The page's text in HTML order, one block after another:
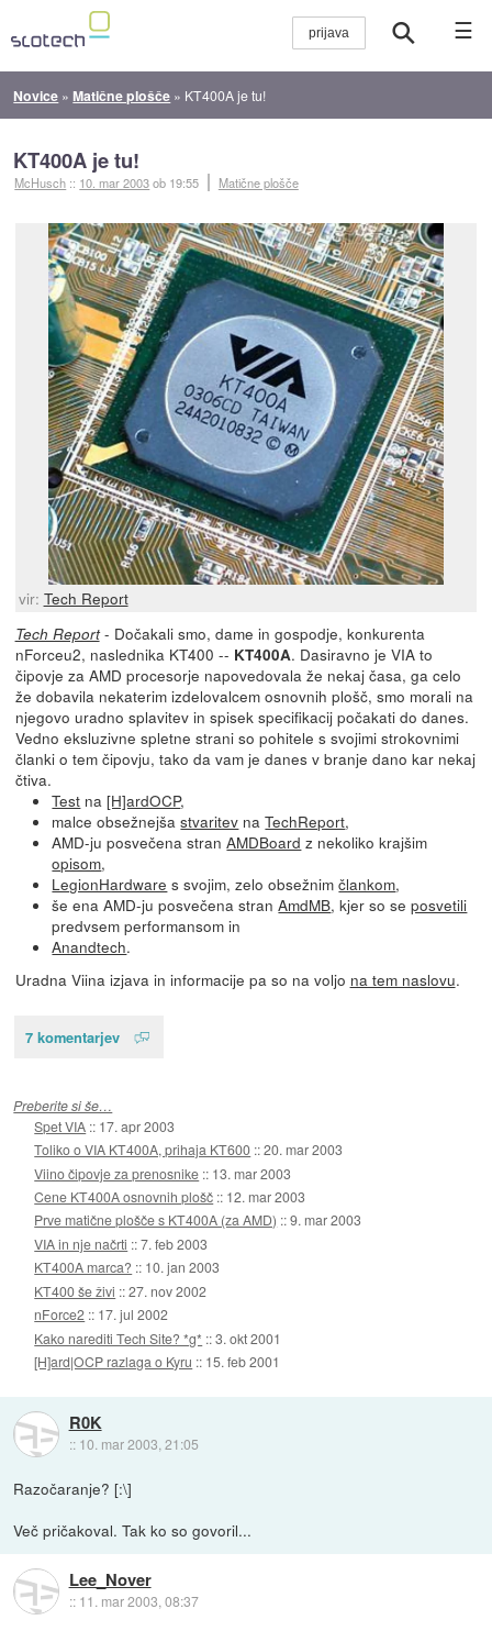
☰
Novice »Matične plošče » KT400A je tu!
KT400A je tu!
McHusch :: 10. mar 2003ob 19:55 Matične plošče
vir: Tech Report
Tech Report- Dočakali smo, dame in gospodje, konkurenta
nForceu2, naslednika KT400 -- KT400A. Dasiravno je VIA to
čipovje za AMD procesorje napovedovala že nekaj časa, ga celo
že dobavila nekaterim izdelovalcem osnovnih plošč, smo morali na
njegovo uradno splavitev in spisek specifikacij počakati do danes.
Vedno eksluzivne spletne strani so pohitele s svojimi strokovnimi
članki o tem čipovju, tako da vam je danes v branje dano kar nekaj
čtiva.
Test na[H]ardOCP,
malce obsežnejšastvaritev naTechReport,
AMD-ju posvečena stranAMDBoard z nekoliko krajšim
opisom,
LegionHardware s svojim, zelo obsežnimčlankom,
še ena AMD-ju posvečena stranAmdMB, kjer so seposvetili
predvsem performansom in
Anandtech.
Uradna Viina izjava in informacije pa so na voljo na tem naslovu.
7 komentarjev
Preberite si še…
Spet VIA :: 17. apr 2003
Toliko o VIA KT400A, prihaja KT600 ::20. mar 2003
Viino čipovje za prenosnike :: 13. mar 2003
Cene KT400A osnovnih plošč :: 12. mar 2003
Prve matične plošče s KT400A (za AMD) ::9. mar 2003
VIA in nje načrti ::7. feb 2003
KT400A marca? :: 10. jan 2003
KT400 še živi ::27. nov 2002
nForce2 :: 17. jul 2002
Kako narediti Tech Site? *g* ::3. okt 2001
[H]ard|OCP razlaga o Kyru :: 15. feb 2001
R0K
:: 10. mar 2003, 21:05
Razočaranje? [:\]
Več pričakoval. Tak ko so govoril...
Lee_Nover
:: 11. mar 2003, 08:37